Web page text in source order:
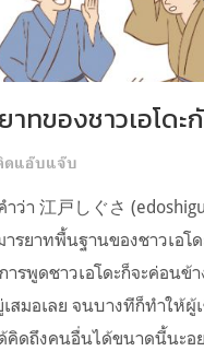
าทของชาวเอโดะ
ดแอ๊บแจ๊บ
ว่า 江戸しぐさ
รยาทพื้นฐานของชาวเอโด
รพูดชาวเอโดะก็จะค่อนข้า
สมอเลย จนบางทีก็ทำให้ผู้
คิดถึงคนอื่นได้ขนาดนี้นะอ